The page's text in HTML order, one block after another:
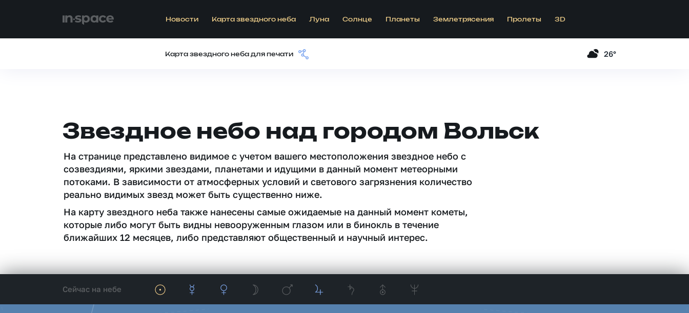
Новости Карта звездного неба Луна Солнце Планеты Землетрясения Пролеты 3D
Карта звездного неба для печати 26°
Звездное небо над городом Вольск
На странице представлено видимое c учетом вашего местоположения звездное небо c
созвездиями, яркими звездами, планетами и идущими в данный момент метеорными
потоками. В зависимости от атмосферных условий и светового загрязнения количество
реально видимых звезд может быть существенно ниже.
На карту звездного неба также нанесены самые ожидаемые на данный момент кометы,
которые либо могут быть видны невооруженным глазом или в бинокль в течение
ближайших 12 месяцев, либо представляют общественный и научный интерес.
Сейчас на небе